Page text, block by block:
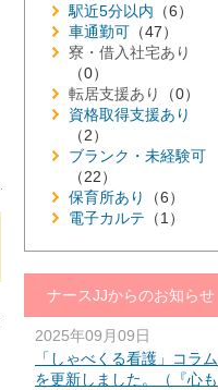
駅近5分以内 （6）
車通勤可 （47）
寮・借入社宅あり
（0）
転居支援あり
（0）
資格取得支援あり
（2）
ブランク・未経験可
（22）
保育所あり
（6）
電子カルテ （1）
ナースJJからのお知らせ
2025年09月09日
「しゃべくる看護」コラム
を更新しました。（『心も